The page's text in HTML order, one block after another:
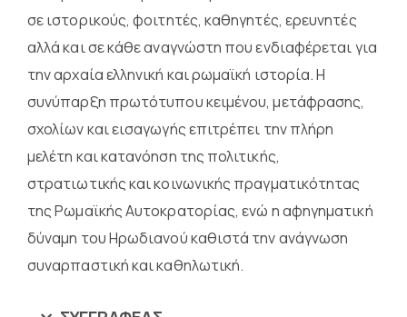
σε ιστορικούς, φοιτητές, καθηγητές, ερευνητές
αλλά και σε κάθε αναγνώστη που ενδιαφέρεται για
την αρχαία ελληνική και ρωμαϊκή ιστορία. Η
συνύπαρξη πρωτότυπου κειμένου, μετάφρασης,
σχολίων και εισαγωγής επιτρέπει την πλήρη
μελέτη και κατανόηση της πολιτικής,
στρατιωτικής και κοινωνικής πραγματικότητας
της Ρωμαϊκής Αυτοκρατορίας, ενώ η αφηγηματική
δύναμη του Ηρωδιανού καθιστά την ανάγνωση
συναρπαστική και καθηλωτική.